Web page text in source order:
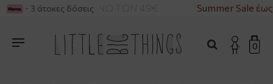
ΓΙΑ ΑΓΟΡΕΣ ΑΝΩ ΤΩΝ 49€ Summer Sale έως
- 3 άτοκες δόσεις
0